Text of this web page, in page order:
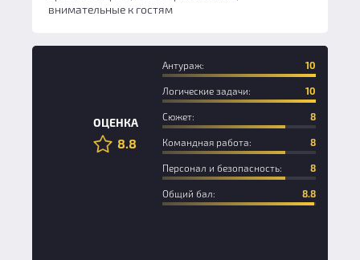
внимательные к гостям
ОЦЕНКА
8.8
Антураж: 10
Логические задачи: 10
Сюжет: 8
Командная работа: 8
Персонал и безопасность: 8
Общий бал: 8.8